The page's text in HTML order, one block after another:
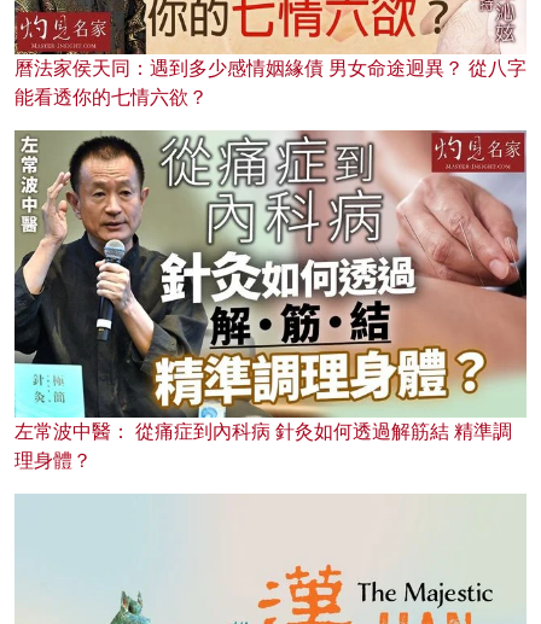
曆法家侯天同：遇到多少感情姻緣債 男女命途迥異？ 從八字
能看透你的七情六欲？
左常波中醫： 從痛症到內科病 針灸如何透過解筋結 精準調
理身體？